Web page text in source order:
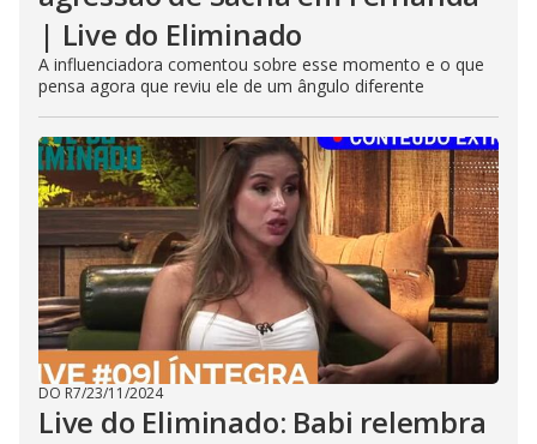
| Live do Eliminado
A influenciadora comentou sobre esse momento e o que
pensa agora que reviu ele de um ângulo diferente
DO R7/23/11/2024
Live do Eliminado: Babi relembra